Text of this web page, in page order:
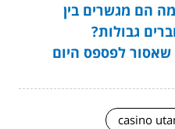
מה הם מגשרים בין
גבולות?
שאסור לפספס היום
casino